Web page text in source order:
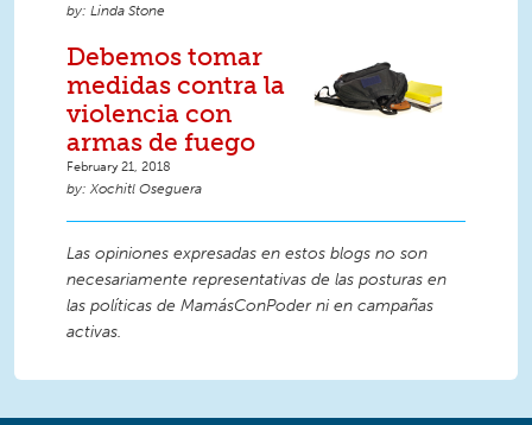
Linda Stone
Debemos tomar
medidas contra la
violencia con
armas de fuego
February 21, 2018
Xochitl Oseguera
Las opiniones expresadas en estos blogs no son
necesariamente representativas de las posturas en
las políticas de MamásConPoder ni en campañas
activas.